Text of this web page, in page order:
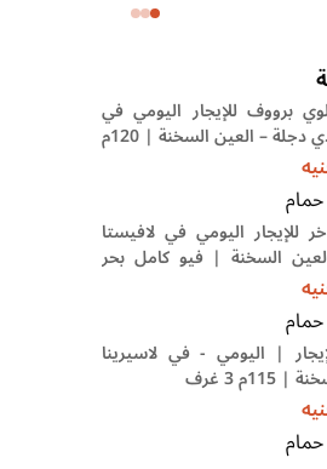
برووف للإيجار اليومي في
مارينا وادي دجلة – العين السخنة | 120م
حمام
للإيجار اليومي في لافيستا
السخنة | فيو كامل بحر
حمام
| اليومي - في لاسيرينا
3 غرف
حمام